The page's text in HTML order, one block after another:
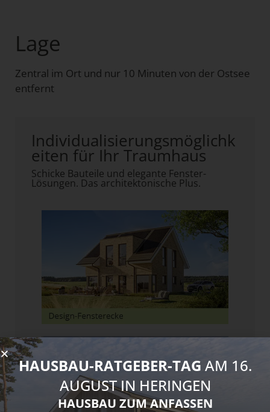
Lage
Zentral im Ort und nur 10 Minuten von der Ostsee
entfernt
Individualisierungsmöglichk
eiten für Ihr Traumhaus
Schicke Bauteile und elegante Fenster-
Lösungen. Das architektonische Plus.
HAUSBAU-RATGEBER-TAG AM 16.
AUGUST IN HERINGEN
HAUSBAU ZUM ANFASSEN